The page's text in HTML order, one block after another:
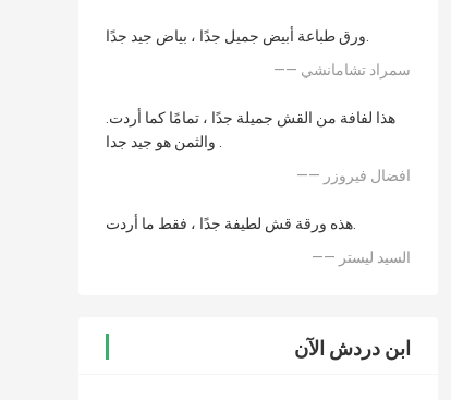
ورق طباعة أبيض جميل جدًا ، بياض جيد جدًا.
—— سمراد تشامانشي
هذا لفافة من القش جميلة جدًا ، تمامًا كما أردت.
والثمن هو جيد جدا .
—— افضال فيروزر
هذه ورقة قش لطيفة جدًا ، فقط ما أردت.
—— السيد ليستر
ابن دردش الآن